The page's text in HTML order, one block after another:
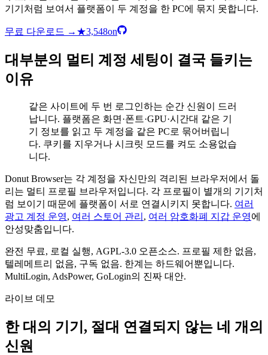
기기처럼 보여서 플랫폼이 두 계정을 한 PC에 묶지 못합니다.
무료 다운로드 → ★3,548on
대부분의 멀티 계정 세팅이 결국 들키는
이유
같은 사이트에 두 번 로그인하는 순간 신원이 드러
납니다. 플랫폼은 화면·폰트·GPU·시간대 같은 기
기 정보를 읽고 두 계정을 같은 PC로 묶어버립니
다. 쿠키를 지우거나 시크릿 모드를 켜도 소용없습
니다.
Donut Browser는 각 계정을 자신만의 격리된 브라우저에서 돌
리는 멀티 프로필 브라우저입니다. 각 프로필이 별개의 기기처
럼 보이기 때문에 플랫폼이 서로 연결시키지 못합니다. 여러
광고 계정 운영, 여러 스토어 관리 , 여러 암호화폐 지갑 운영에
안성맞춤입니다.
완전 무료, 로컬 실행, AGPL-3.0 오픈소스. 프로필 제한 없음,
텔레메트리 없음, 구독 없음. 한계는 하드웨어뿐입니다.
MultiLogin, AdsPower, GoLogin의 진짜 대안.
라이브 데모
한 대의 기기, 절대 연결되지 않는 네 개의
신원